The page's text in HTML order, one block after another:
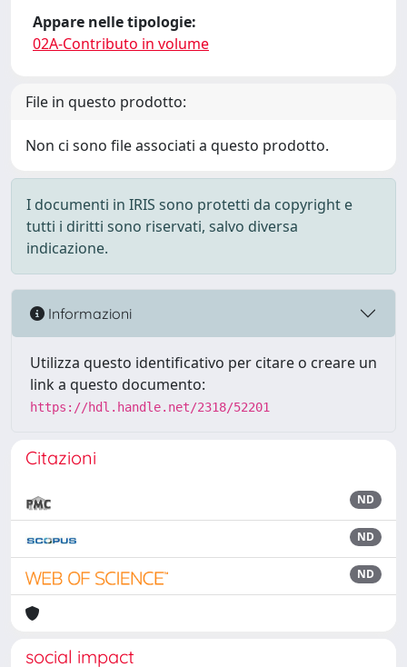
Appare nelle tipologie:
02A-Contributo in volume
File in questo prodotto:
Non ci sono file associati a questo prodotto.
I documenti in IRIS sono protetti da copyright e
tutti i diritti sono riservati, salvo diversa
indicazione.
Informazioni
Utilizza questo identificativo per citare o creare un
link a questo documento:
https://hdl.handle.net/2318/52201
Citazioni
ND
ND
ND
social impact